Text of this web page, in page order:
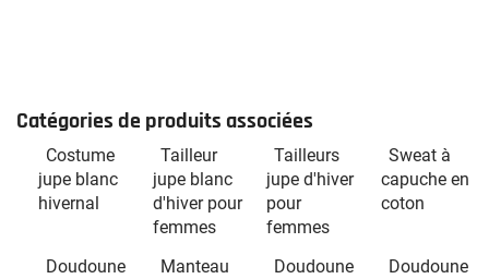
Catégories de produits associées
Costume
jupe blanc
hivernal
Tailleur
jupe blanc
d'hiver pour
femmes
Tailleurs
jupe d'hiver
pour
femmes
Sweat à
capuche en
coton
Doudoune
Manteau
Doudoune
Doudoune